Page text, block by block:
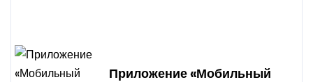
Приложение «Мобильный